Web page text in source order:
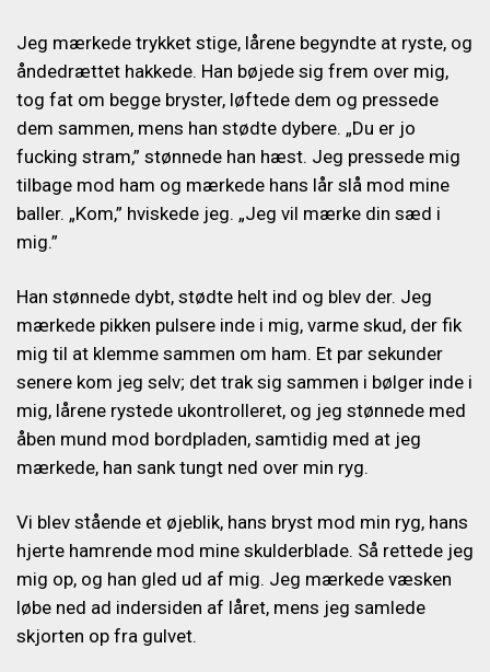
Jeg mærkede trykket stige, lårene begyndte at ryste, og
åndedrættet hakkede. Han bøjede sig frem over mig,
tog fat om begge bryster, løftede dem og pressede
dem sammen, mens han stødte dybere. „Du er jo
fucking stram,” stønnede han hæst. Jeg pressede mig
tilbage mod ham og mærkede hans lår slå mod mine
baller. „Kom,” hviskede jeg. „Jeg vil mærke din sæd i
mig.”
Han stønnede dybt, stødte helt ind og blev der. Jeg
mærkede pikken pulsere inde i mig, varme skud, der fik
mig til at klemme sammen om ham. Et par sekunder
senere kom jeg selv; det trak sig sammen i bølger inde i
mig, lårene rystede ukontrolleret, og jeg stønnede med
åben mund mod bordpladen, samtidig med at jeg
mærkede, han sank tungt ned over min ryg.
Vi blev stående et øjeblik, hans bryst mod min ryg, hans
hjerte hamrende mod mine skulderblade. Så rettede jeg
mig op, og han gled ud af mig. Jeg mærkede væsken
løbe ned ad indersiden af låret, mens jeg samlede
skjorten op fra gulvet.